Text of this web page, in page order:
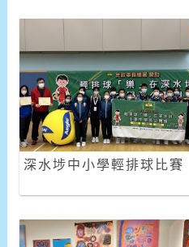
深水埗中小學輕排球比賽